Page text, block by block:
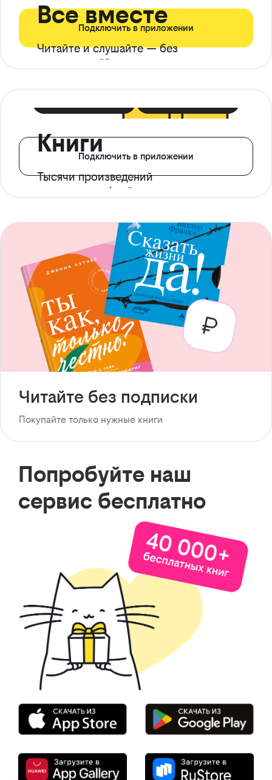
Все вместе
Читайте и слушайте — без
ограничений*
Подключить в приложении
Книги
Тысячи произведений
с доступом офлайн
Подключить в приложении
Читайте без подписки
Покупайте только нужные книги
Попробуйте наш
сервис бесплатно